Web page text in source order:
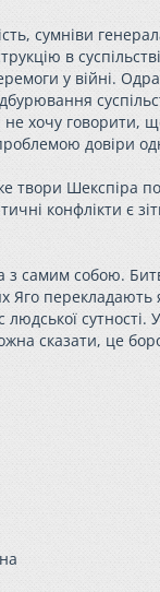
сумніви
в
у війні.
хочу говорити,
довіри
твори Шекспіра
конфлікти є
самим собою.
Яго
сутності.
сказати, це